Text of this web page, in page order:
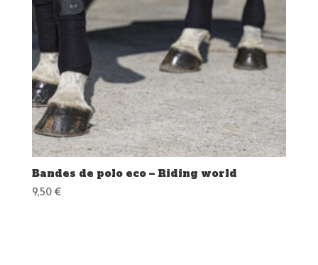
Bandes de polo eco – Riding world
9,50€